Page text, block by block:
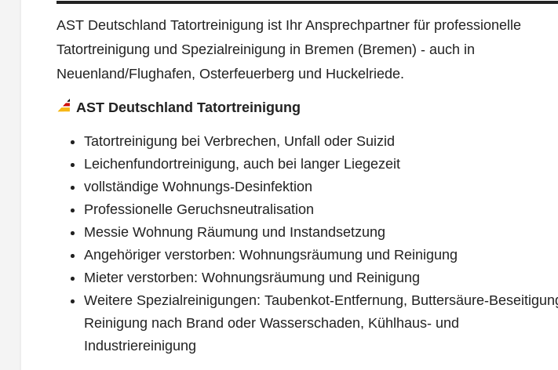
AST Deutschland Tatortreinigung ist Ihr Ansprechpartner für professionelle
Tatortreinigung und Spezialreinigung in Bremen (Bremen) - auch in
Neuenland/Flughafen, Osterfeuerberg und Huckelriede.
AST Deutschland Tatortreinigung
Tatortreinigung bei Verbrechen, Unfall oder Suizid
Leichenfundortreinigung, auch bei langer Liegezeit
vollständige Wohnungs-Desinfektion
Professionelle Geruchsneutralisation
Messie Wohnung Räumung und Instandsetzung
Angehöriger verstorben: Wohnungsräumung und Reinigung
Mieter verstorben: Wohnungsräumung und Reinigung
Weitere Spezialreinigungen: Taubenkot-Entfernung, Buttersäure-
Reinigung nach Brand oder Wasserschaden, Kühlhaus- und
Industriereinigung